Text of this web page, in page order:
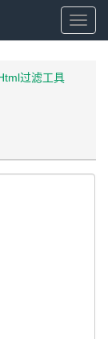
在
过滤工具